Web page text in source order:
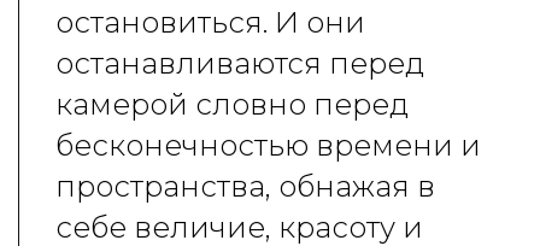
остановиться. И они
останавливаются перед
камерой словно перед
бесконечностью времени и
пространства, обнажая в
себе величие, красоту и